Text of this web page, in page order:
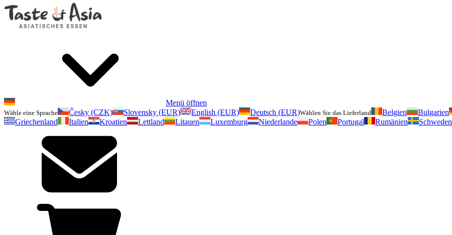
Menü öffnen
Wähle eine Sprache Česky (CZK) Slovensky (EUR) English (EUR) Deutsch (EUR)Wählen Sie das Lieferland Belgien Bulgarien
Griechenland
Italien Kroatien Lettland Litauen Luxemburg Niederlande Polen Portugal Rumänien Schweden